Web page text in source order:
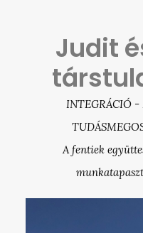
Judit
INTEGRÁCIÓ -
A fentiek